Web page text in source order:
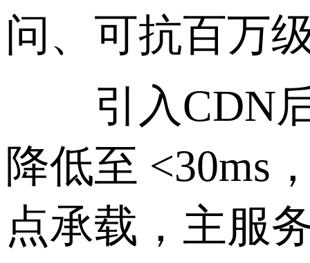
问、可抗百万
引入CDN后
降低至 <30ms
点承载，主服